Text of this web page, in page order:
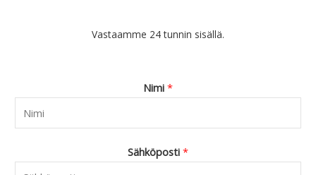
Vastaamme 24 tunnin sisällä.
Nimi *
Sähköposti *